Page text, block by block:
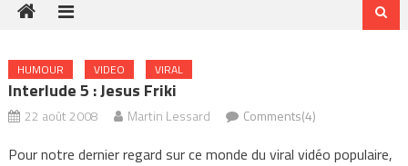
HUMOUR VIDEO VIRAL
Interlude 5 : Jesus Friki
22 août 2008 Martin Lessard Comments(4)
Pour notre dernier regard sur ce monde du viral vidéo populaire,